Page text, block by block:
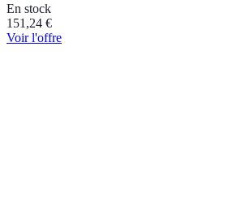
En stock
151,24 €
Voir l'offre